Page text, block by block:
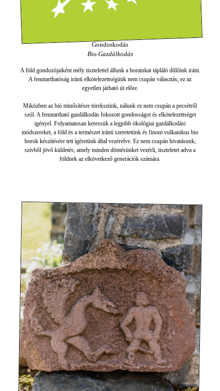
Gondoskodás
Bio Gazdálkodás
A föld gondozójaiként mély tisztelettel állunk a borainkat tápláló dűlőink iránt.
A fenntarthatóság iránti elkötelezettségünk nem csupán választás; ez az
egyetlen járható út előre.
Miközben az bió minősítésre törekszünk, nálunk ez nem csupán a pecsétről
szól. A fenntartható gazdálkodás fokozott gondosságot és elkötelezettséget
igényel. Folyamatosan keressük a legjobb ökológiai gazdálkodási
módszereket, a föld és a természet iránti szeretetünk és finom vulkanikus bio
borok készítésére tett ígéretünk által vezérelve. Ez nem csupán hivatásunk;
szívből jövő küldetés, amely minden döntésünket vezérli, tiszteletet adva a
földnek az elkövetkező generációk számára.